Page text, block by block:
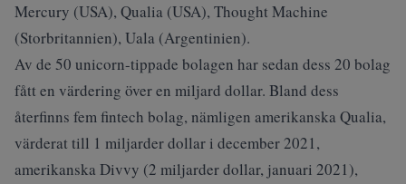
Mercury (USA), Qualia (USA), Thought Machine
(Storbritannien), Uala (Argentinien).
Av de 50 unicorn-tippade bolagen har sedan dess 20 bolag
fått en värdering över en miljard dollar. Bland dess
återfinns fem fintech bolag, nämligen amerikanska Qualia,
värderat till 1 miljarder dollar i december 2021,
amerikanska Divvy (2 miljarder dollar, januari 2021),